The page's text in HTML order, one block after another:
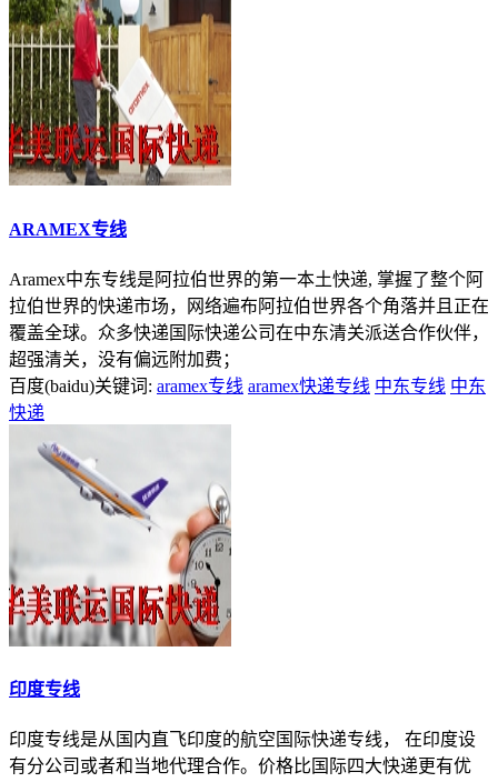
ARAMEX专线
Aramex中东专线是阿拉伯世界的第一本土快递, 掌握了整个阿
拉伯世界的快递市场，网络遍布阿拉伯世界各个角落并且正在
覆盖全球。众多快递国际快递公司在中东清关派送合作伙伴，
超强清关，没有偏远附加费；
百度(baidu)关键词: aramex专线 aramex快递专线 中东专线 中东
快递
印度专线
印度专线是从国内直飞印度的航空国际快递专线， 在印度设
有分公司或者和当地代理合作。价格比国际四大快递更有优